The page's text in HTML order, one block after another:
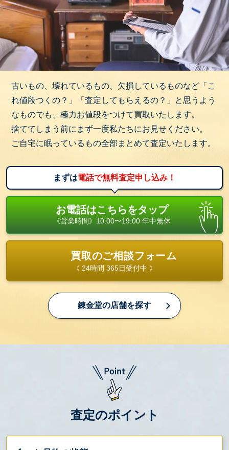
古いもの、壊れているもの、欠損しているものなど「こ
れ値段つくの？」「査定してもらえるの？」と思うよう
なものでも、極力お値段をつけて買取いたします。
捨ててしまう前にまず一度私たちにお見せください。
ご自宅に眠っているもの全部まとめて査定いたします。
まずは電話で無料査定申し込み！
お電話はこちらをタップ
《営業時間》10:00〜19:00 年中無休
買取のご相談フォーム
《 24時間 365日受付中 》
錬金堂の店舗を探す
査定のポイント